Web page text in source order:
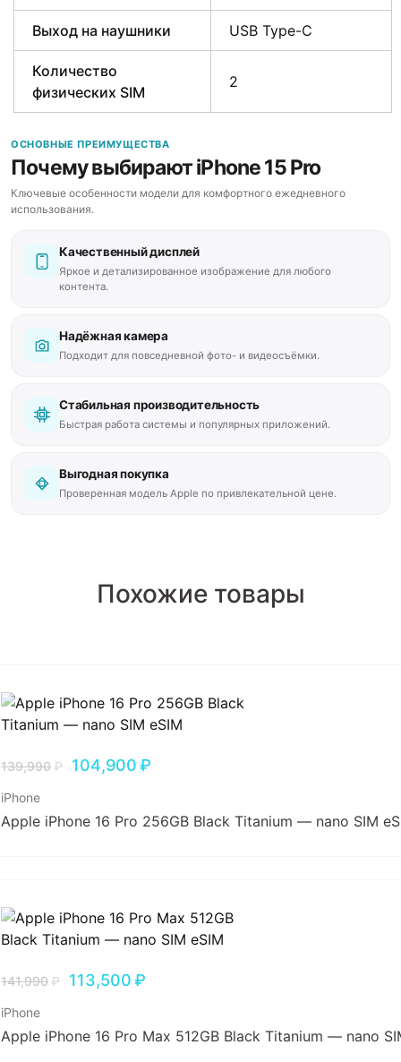
Выход на наушники USB Type-C
Количество
физических SIM
2
ОСНОВНЫЕ ПРЕИМУЩЕСТВА
Почему выбирают iPhone 15 Pro
Ключевые особенности модели для комфортного ежедневного
использования.
Качественный дисплей
Яркое и детализированное изображение для любого
контента.
Надёжная камера
Подходит для повседневной фото- и видеосъёмки.
Стабильная производительность
Быстрая работа системы и популярных приложений.
Выгодная покупка
Проверенная модель Apple по привлекательной цене.
Похожие товары
139,990₽ 104,900₽
iPhone
Apple iPhone 16 Pro 256GB Black Titanium — nano SIM
141,990₽ 113,500₽
iPhone
Apple iPhone 16 Pro Max 512GB Black Titanium — nano